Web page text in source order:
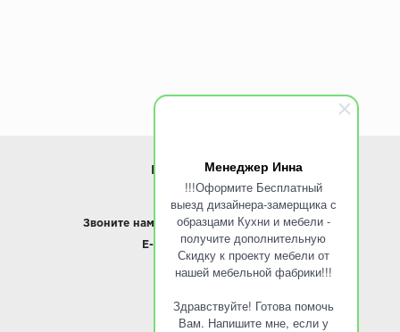
Менеджер Инна
!!!Оформите Бесплатный
выезд дизайнера-замерщика с
образцами Кухни и мебели -
получите дополнительную
Скидку к проекту мебели от
нашей мебельной фабрики!!!
Здравствуйте! Готова помочь
Вам. Напишите мне, если у
ИНФОРМАЦИЯ
www.ROINST.ru
Звоните нам: 8 495 797-10-50 / Whatsapp
E-mail: info@roinst.ru
О КОМПАНИИ
О компании